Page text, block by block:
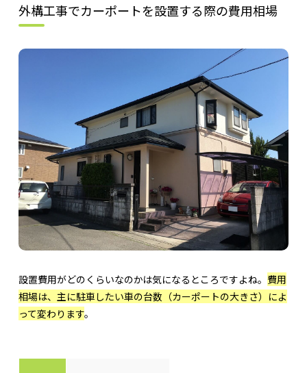
外構工事でカーポートを設置する際の費用相場
設置費用がどのくらいなのかは気になるところですよね。 費用
相場は、主に駐車したい車の台数（カーポートの大きさ）によ
って変わります。